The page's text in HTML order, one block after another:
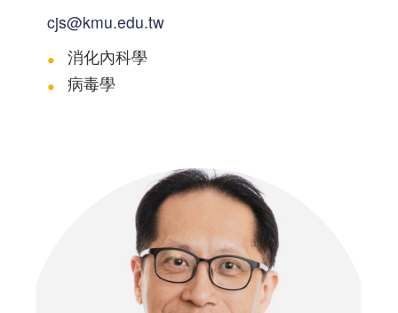
cjs@kmu.edu.tw
消化內科學
病毒學